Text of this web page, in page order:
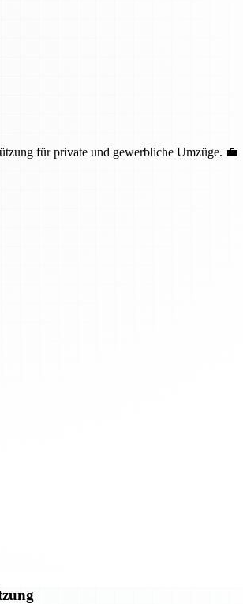
für private und gewerbliche Umzüge. 💼